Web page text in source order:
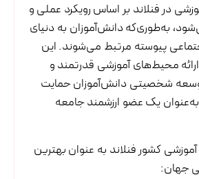
در فنلاند بر اساس رویکرد عملی و
به‌طوری‌که دانش‌آموزان به دنیای
پیوسته مرتبط می‌شوند. این
محیط‌های آموزشی قدرتمند و
شخصیتی دانش‌آموزان حمایت
یک عضو ارزشمند جامعه
کشور فنلاند به عنوان بهترین
جهان: